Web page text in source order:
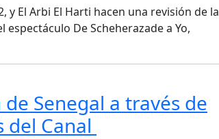
y El Arbi El Harti hacen una revisión de la
De Scheherazade a Yo,
Senegal a través de
del Canal